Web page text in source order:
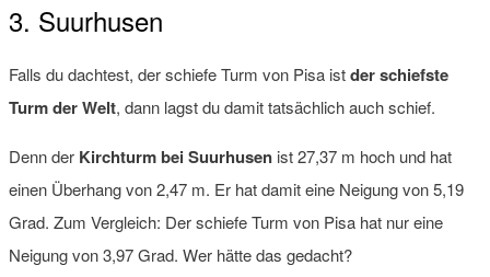
3. Suurhusen
Falls du dachtest, der schiefe Turm von Pisa istder schiefste
Turm der Welt, dann lagst du damit tatsächlich auch schief.
Denn der Kirchturm bei Suurhusen ist 27,37 m hoch und hat
einen Überhang von 2,47 m. Er hat damit eine Neigung von 5,19
Grad. Zum Vergleich: Der schiefe Turm von Pisa hat nur eine
Neigung von 3,97 Grad. Wer hätte das gedacht?